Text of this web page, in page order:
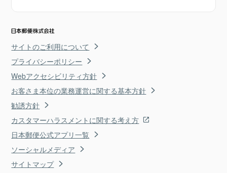
サイトのご利用について
プライバシーポリシー
Webアクセシビリティ方針
お客さま本位の業務運営に関する基本方針
勧誘方針
カスタマーハラスメントに関する考え方
日本郵便公式アプリ一覧
ソーシャルメディア
サイトマップ